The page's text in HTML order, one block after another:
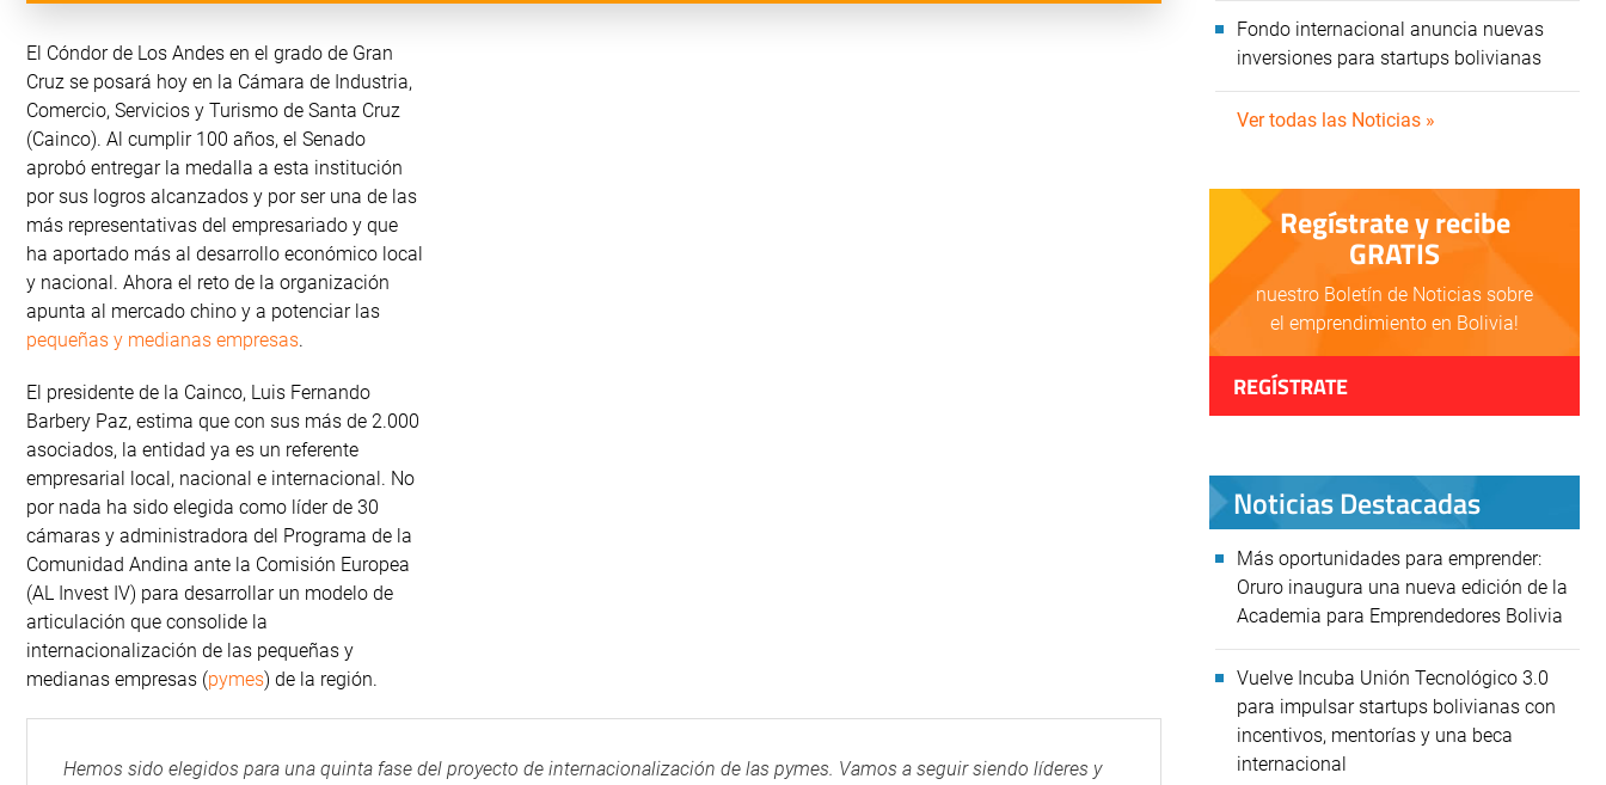
El Cóndor de Los Andes en el grado de Gran
Cruz se posará hoy en la Cámara de Industria,
Comercio, Servicios y Turismo de Santa Cruz
(Cainco). Al cumplir 100 años, el Senado
aprobó entregar la medalla a esta institución
por sus logros alcanzados y por ser una de las
más representativas del empresariado y que
ha aportado más al desarrollo económico local
y nacional. Ahora el reto de la organización
apunta al mercado chino y a potenciar las
pequeñas y medianas empresas.
El presidente de la Cainco, Luis Fernando
Barbery Paz, estima que con sus más de 2.000
asociados, la entidad ya es un referente
empresarial local, nacional e internacional. No
por nada ha sido elegida como líder de 30
cámaras y administradora del Programa de la
Comunidad Andina ante la Comisión Europea
(AL Invest IV) para desarrollar un modelo de
articulación que consolide la
internacionalización de las pequeñas y
medianas empresas (pymes) de la región.
Hemos sido elegidos para una quinta fase del proyecto de internacionalización de las pymes. Vamos a seguir siendo líderes y
Fondo internacional anuncia nuevas
inversiones para startups bolivianas
Ver todas las Noticias »
Regístrate y recibe
GRATIS
nuestro Boletín de Noticias sobre
el emprendimiento en Bolivia!
REGÍSTRATE
Noticias Destacadas
Más oportunidades para emprender:
Oruro inaugura una nueva edición de la
Academia para Emprendedores Bolivia
Vuelve Incuba Unión Tecnológico 3.0
para impulsar startups bolivianas con
incentivos, mentorías y una beca
internacional